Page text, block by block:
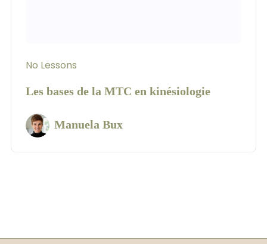
No Lessons
Les bases de la MTC en kinésiologie
Manuela Bux